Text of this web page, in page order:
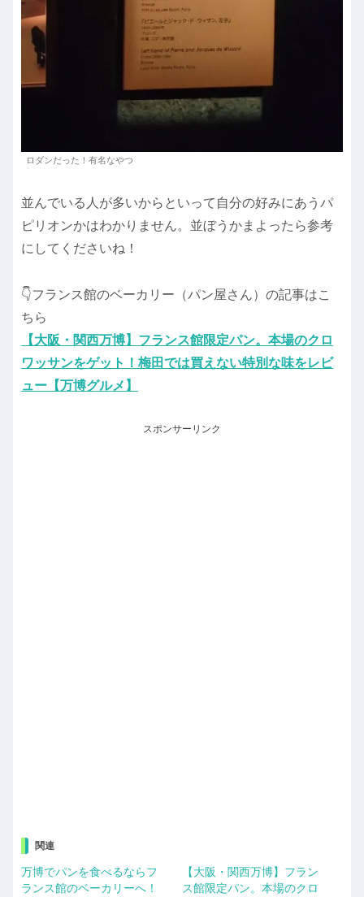
ロダンだった！有名なやつ
並んでいる人が多いからといって自分の好みにあうパ
ピリオンかはわかりません。並ぼうかまよったら参考
にしてくださいね！
👇️フランス館のベーカリー（パン屋さん）の記事はこ
ちら
【大阪・関西万博】フランス館限定パン。本場のクロ
ワッサンをゲット！梅田では買えない特別な味をレビ
ュー【万博グルメ】
スポンサーリンク
関連
万博でパンを食べるならフ
ランス館のベーカリーへ！
【大阪・関西万博】フラン
ス館限定パン。本場のクロ